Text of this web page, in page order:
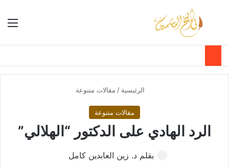
الوضع بحث عن
الرئيسية / مقالات متنوعة
مقالات متنوعة
الرد الهادي على الدكتور “الهلالي”
بقلم د. زين العابدين كامل